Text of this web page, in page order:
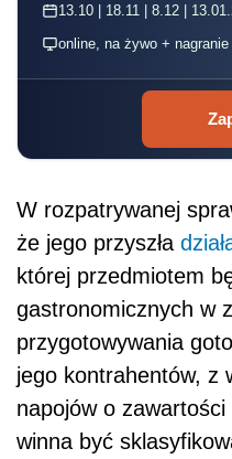
13.10 | 18.11 | 8.12 |
online, na żywo + nagranie
W rozpatrywanej
że jego przyszła
której przedmiotem
gastronomicznych w
przygotowywania
jego kontrahentów, z
napojów o
winna być